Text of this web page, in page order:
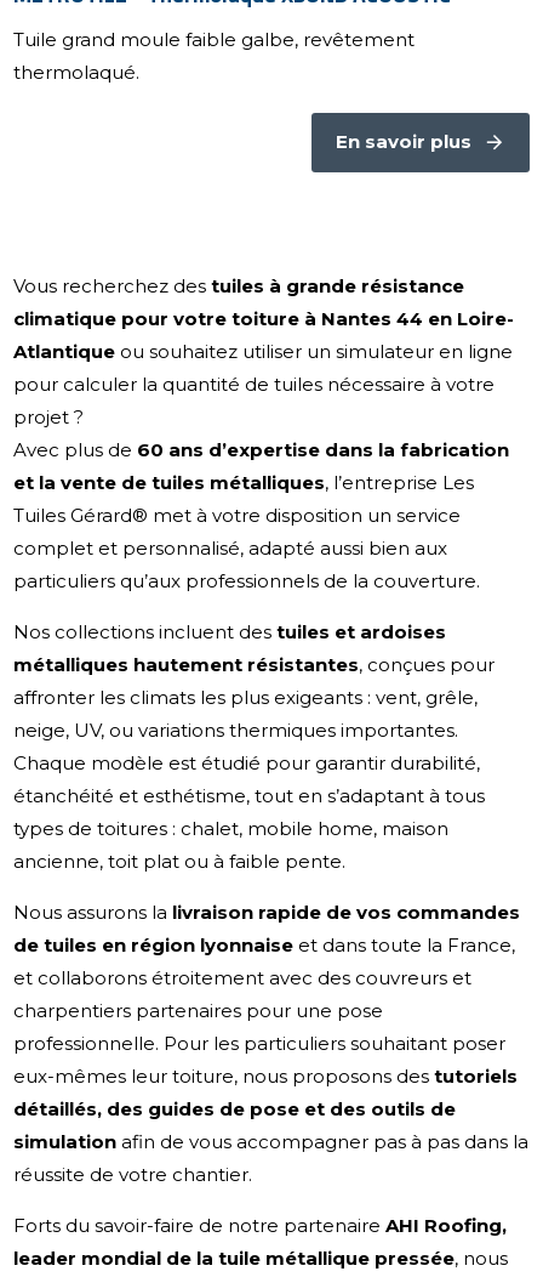
Tuile grand moule faible galbe, revêtement
thermolaqué.
En savoir plus
Vous recherchez destuiles à grande résistance
climatique pour votre toiture à Nantes 44 en Loire-
Atlantique ou souhaitez utiliser un simulateur en ligne
pour calculer la quantité de tuiles nécessaire à votre
projet ?
Avec plus de 60 ans d’expertise dans la fabrication
et la vente de tuiles métalliques, l’entreprise Les
Tuiles Gérard® met à votre disposition un service
complet et personnalisé, adapté aussi bien aux
particuliers qu’aux professionnels de la couverture.
Nos collections incluent destuiles et ardoises
métalliques hautement résistantes, conçues pour
affronter les climats les plus exigeants : vent, grêle,
neige, UV, ou variations thermiques importantes.
Chaque modèle est étudié pour garantir durabilité,
étanchéité et esthétisme, tout en s’adaptant à tous
types de toitures : chalet, mobile home, maison
ancienne, toit plat ou à faible pente.
Nous assurons la livraison rapide de vos commandes
de tuiles en région lyonnaise et dans toute la France,
et collaborons étroitement avec des couvreurs et
charpentiers partenaires pour une pose
professionnelle. Pour les particuliers souhaitant poser
eux-mêmes leur toiture, nous proposons destutoriels
détaillés, des guides de pose et des outils de
simulation afin de vous accompagner pas à pas dans la
réussite de votre chantier.
Forts du savoir-faire de notre partenaireAHI Roofing,
leader mondial de la tuile métallique pressée, nous